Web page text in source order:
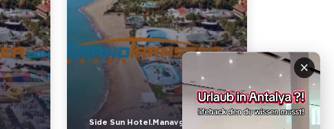
×
Side Sun Hotel.Manavgat